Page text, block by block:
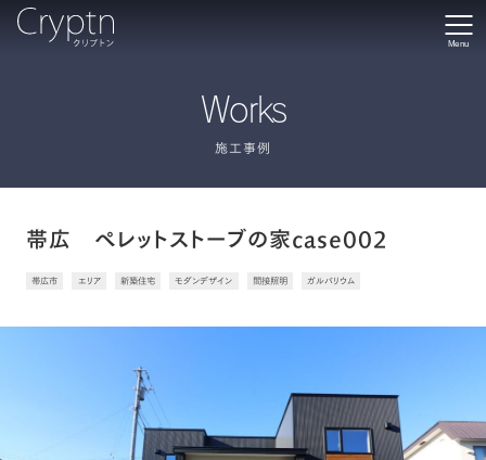
Menu
Works
施工事例
帯広 ペレットストーブの家case002
帯広市 エリア 新築住宅 モダンデザイン 間接照明 ガルバリウム